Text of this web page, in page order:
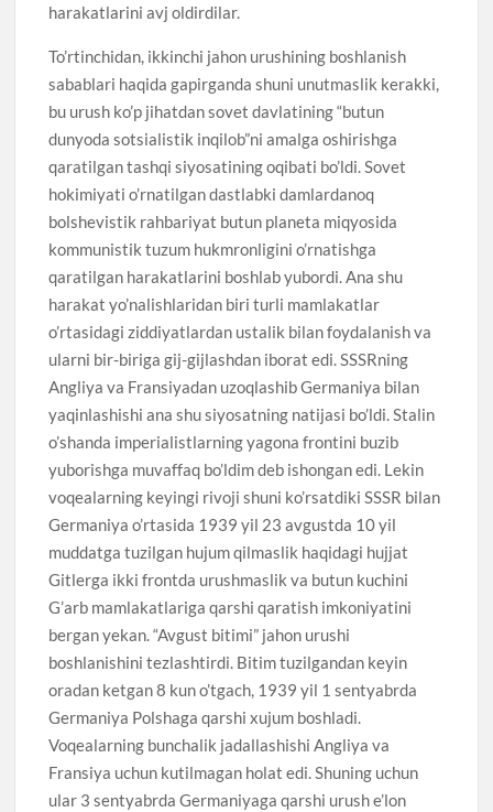
harakatlarini avj oldirdilar.
To’rtinchidan, ikkinchi jahon urushining boshlanish
sabablari haqida gapirganda shuni unutmaslik kerakki,
bu urush ko’p jihatdan sovet davlatining “butun
dunyoda sotsialistik inqilob”ni amalga oshirishga
qaratilgan tashqi siyosatining oqibati bo’ldi. Sovet
hokimiyati o’rnatilgan dastlabki damlardanoq
bolshevistik rahbariyat butun planeta miqyosida
kommunistik tuzum hukmronligini o’rnatishga
qaratilgan harakatlarini boshlab yubordi. Ana shu
harakat yo’nalishlaridan biri turli mamlakatlar
o’rtasidagi ziddiyatlardan ustalik bilan foydalanish va
ularni bir-biriga gij-gijlashdan iborat edi. SSSRning
Angliya va Fransiyadan uzoqlashib Germaniya bilan
yaqinlashishi ana shu siyosatning natijasi bo’ldi. Stalin
o’shanda imperialistlarning yagona frontini buzib
yuborishga muvaffaq bo’ldim deb ishongan edi. Lekin
voqealarning keyingi rivoji shuni ko’rsatdiki SSSR bilan
Germaniya o’rtasida 1939 yil 23 avgustda 10 yil
muddatga tuzilgan hujum qilmaslik haqidagi hujjat
Gitlerga ikki frontda urushmaslik va butun kuchini
G’arb mamlakatlariga qarshi qaratish imkoniyatini
bergan yekan. “Avgust bitimi” jahon urushi
boshlanishini tezlashtirdi. Bitim tuzilgandan keyin
oradan ketgan 8 kun o’tgach, 1939 yil 1 sentyabrda
Germaniya Polshaga qarshi xujum boshladi.
Voqealarning bunchalik jadallashishi Angliya va
Fransiya uchun kutilmagan holat edi. Shuning uchun
ular 3 sentyabrda Germaniyaga qarshi urush e’lon